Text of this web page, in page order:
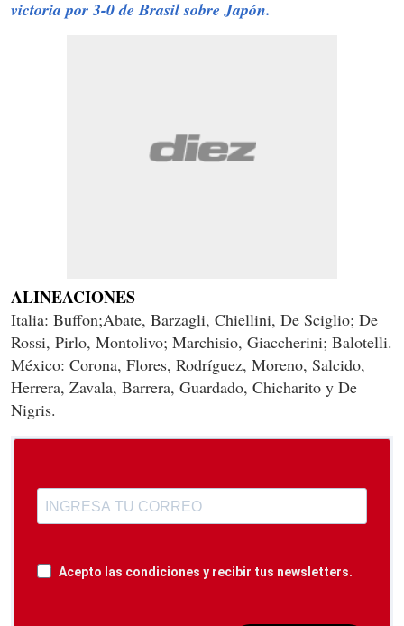
victoria por 3-0 de Brasil sobre Japón.
ALINEACIONES
Italia: Buffon;Abate, Barzagli, Chiellini, De Sciglio; De
Rossi, Pirlo, Montolivo; Marchisio, Giaccherini; Balotelli.
México: Corona, Flores, Rodríguez, Moreno, Salcido,
Herrera, Zavala, Barrera, Guardado, Chicharito y De
Nigris.
Acepto las condiciones y recibir tus newsletters.